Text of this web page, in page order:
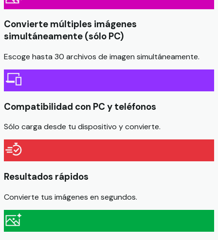
Convierte múltiples imágenes
simultáneamente (sólo PC)
Escoge hasta 30 archivos de imagen simultáneamente.
Compatibilidad con PC y teléfonos
Sólo carga desde tu dispositivo y convierte.
Resultados rápidos
Convierte tus imágenes en segundos.